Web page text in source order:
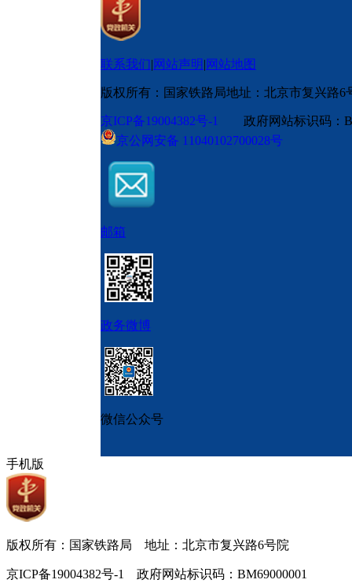
联系我们|网站声明|网站地图
版权所有：国家铁路局地址：北京市复兴路6
京ICP备19004382号-1
政府网站标识码
京公网安备 11040102700028号
邮箱
政务微博
微信公众号
手机版
版权所有：国家铁路局 地址：北京市复兴路6号院
京ICP备19004382号-1 政府网站标识码：BM69000001